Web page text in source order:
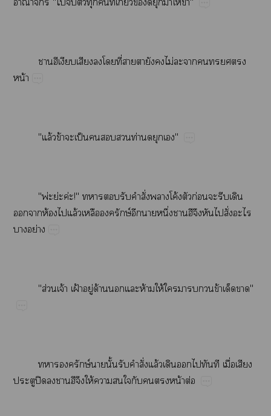
​​​​ี่​​​​​ไม่​​​​​​
น้
"ล้​ข้​​ป็​​​​ท่"
"พ่ย่​ค่!"​​​​​ั่​​โค้​​ก่​​​​
​​ห้​​ล้​​ษ์​​​ึ่​ี​​​ั่​​
​ย่
"ส่​จ้​ฝ้​ู่​ด้​​​ห้​ให้​​​​​ข้​​"
​ษ์​​ั้​​​ั่​ล้​​​​​​ื่​​
​ปิ​​ี​ให้​​​​​​​น้​ต่